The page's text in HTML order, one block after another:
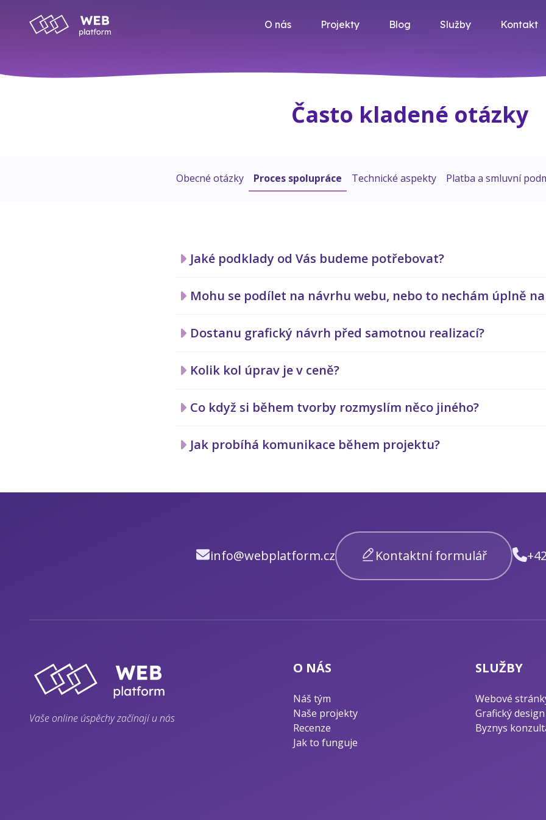
O nás Projekty Blog Služby Kontakt
Často kladené otázky
Obecné otázky Proces spolupráce Technické aspekty Platba a smluvní
Jaké podklady od Vás budeme potřebovat?
Mohu se podílet na návrhu webu, nebo to nechám úplně na
Dostanu grafický návrh před samotnou realizací?
Kolik kol úprav je v ceně?
Co když si během tvorby rozmyslím něco jiného?
Jak probíhá komunikace během projektu?
info@webplatform.cz Kontaktní formulář
Vaše online úspěchy začínají u nás
O NÁS
Náš tým
Naše projekty
Recenze
Jak to funguje
SLUŽBY
Webové
Grafický design
Byznys